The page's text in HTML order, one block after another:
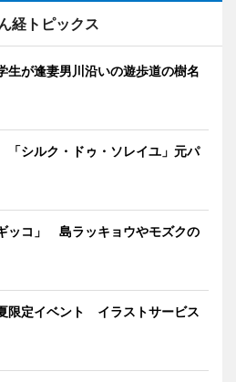
経トピックス
生が逢妻男川沿いの遊歩道の樹名
シルク・ドゥ・ソレイユ」元パ
ッコ」 島ラッキョウやモズクの
限定イベント イラストサービス